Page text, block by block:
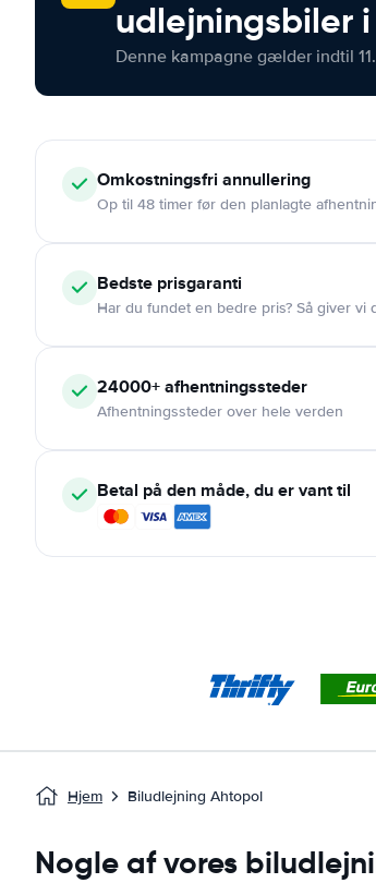
udlejningsbiler
Denne kampagne gælder indtil
Omkostningsfri annullering
Op til 48 timer før den planlagte
Bedste prisgaranti
Har du fundet en bedre pris? Så giver vi
24000+afhentningssteder
Afhentningssteder over hele verden
Betal på den måde, du er vant til
Hjem Biludlejning Ahtopol
Nogle af vores